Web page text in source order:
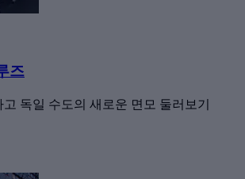
즈
독일 수도의 새로운 면모 둘러보기